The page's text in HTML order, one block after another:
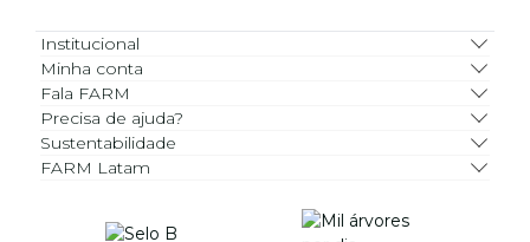
Institucional
Minha conta
Fala FARM
Precisa de ajuda?
Sustentabilidade
FARM Latam